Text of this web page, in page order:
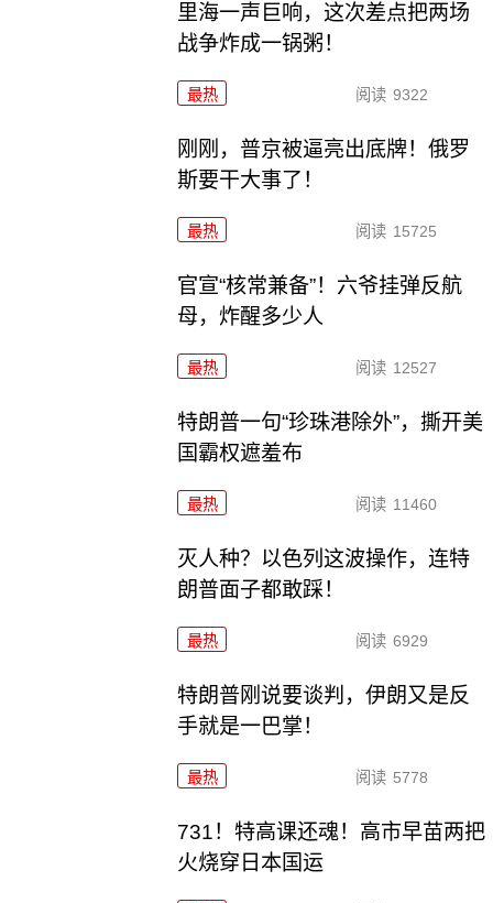
里海一声巨响，这次差点把两场
战争炸成一锅粥！
最热 阅读 9322
刚刚，普京被逼亮出底牌！俄罗
斯要干大事了！
最热 阅读 15725
官宣“核常兼备”！六爷挂弹反航
母，炸醒多少人
最热 阅读 12527
特朗普一句“珍珠港除外”，撕开美
国霸权遮羞布
最热 阅读 11460
灭人种？以色列这波操作，连特
朗普面子都敢踩！
最热 阅读 6929
特朗普刚说要谈判，伊朗又是反
手就是一巴掌！
最热 阅读 5778
731！特高课还魂！高市早苗两把
火烧穿日本国运